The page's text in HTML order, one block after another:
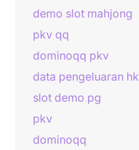
demo slot mahjong
pkv qq
dominoqq pkv
data pengeluaran hk
slot demo pg
pkv
dominoqq